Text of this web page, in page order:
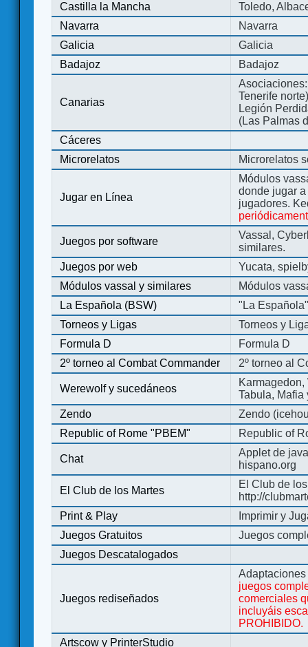
Castilla la Mancha
Toledo,
Navarra
Navarra
Galicia
Galicia
Badajoz
Badajoz
Canarias
Tenerife
Legión
(Las Palmas
Cáceres
Microrelatos
Microrelatos
Jugar en Línea
Módulos
donde jugar
jugadores.
Juegos por software
Vassal,
similares.
Juegos por web
Yucata,
Módulos vassal y similares
Módulos
La Española (BSW)
"La
Torneos y Ligas
Torneos y
Formula D
Formula D
2º torneo al Combat Commander
2º torneo al
Werewolf y sucedáneos
Tabula, Mafia
Zendo
Zendo
Republic of Rome "PBEM"
Republic of
Chat
Applet de
hispano.org
El Club de los Martes
El Club de
http://
Print & Play
Imprimir y
Juegos Gratuitos
Juegos
Juegos Descatalogados
Juegos rediseñados
juegos
comerciales
incluyáis
PROHIBIDO.
Artscow y PrinterStudio